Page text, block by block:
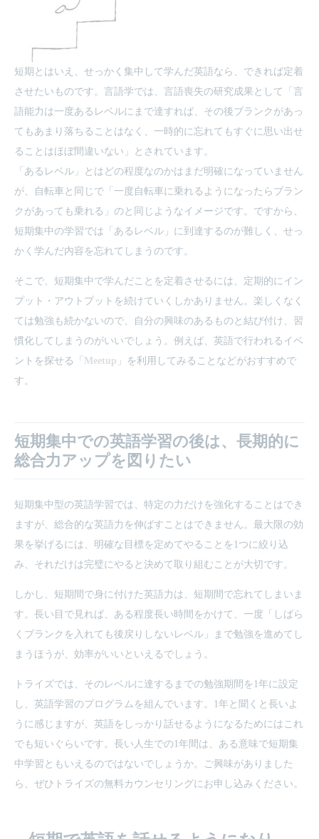
短期とはいえ、せっかく集中して学んだ英語なら、できれば定着
させたいものです。言語学では、言語喪失の研究成果として「言
語能力は一度あるレベルにまで達すれば、その後ブランクがあっ
てもあまり落ちることはなく、一時的に忘れてもすぐに思い出せ
ることはほぼ間違いない」とされています。
「あるレベル」とはどの程度なのかはまだ明確になっていません
が、自転車と同じで「一度自転車に乗れるようになったらブラン
クがあっても乗れる」のと同じようなイメージです。ですから、
短期集中の学習では「あるレベル」に到達するのが難しく、せっ
かく学んだ内容を忘れてしまうのです。
そこで、短期集中で学んだことを定着させるには、定期的にイン
プット・アウトプットを続けていくしかありません。楽しくなく
ては勉強も続かないので、自分の興味のあるものと結び付け、習
慣化してしまうのがいいでしょう。例えば、英語で行われるイベ
ントを探せる「 Meetup 」を利用してみることなどがおすすめで
す。
短期集中での英語学習の後は、長期的に
総合力アップを図りたい
短期集中型の英語学習では、特定の力だけを強化することはでき
ますが、総合的な英語力を伸ばすことはできません。最大限の効
果を挙げるには、明確な目標を定めてやることを1つに絞り込
み、それだけは完璧にやると決めて取り組むことが大切です。
しかし、短期間で身に付けた英語力は、短期間で忘れてしまいま
す。長い目で見れば、ある程度長い時間をかけて、一度「しばら
くブランクを入れても後戻りしないレベル」まで勉強を進めてし
まうほうが、効率がいいといえるでしょう。
トライズでは、そのレベルに達するまでの勉強期間を1年に設定
し、英語学習のプログラムを組んでいます。1年と聞くと長いよ
うに感じますが、英語をしっかり話せるようになるためにはこれ
でも短いぐらいです。長い人生での1年間は、ある意味で短期集
中学習ともいえるのではないでしょうか。ご興味がありました
ら、ぜひトライズの無料カウンセリングにお申し込みください。